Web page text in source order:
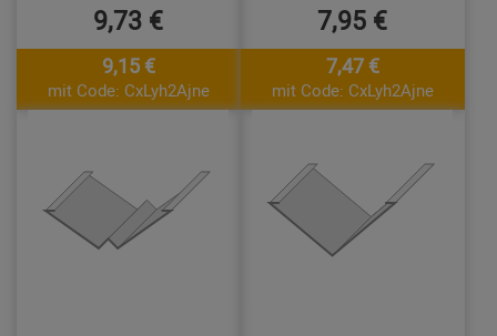
9,73 €
9,15 €
mit Code: CxLyh2Ajne
7,95 €
7,47 €
mit Code: CxLyh2Ajne